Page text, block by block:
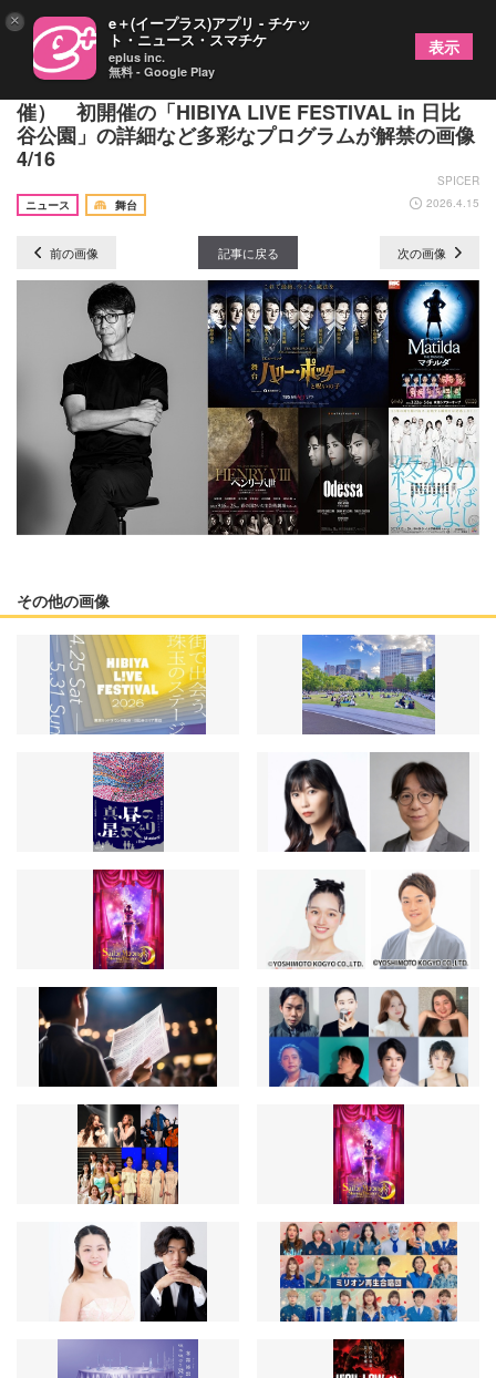
『HIBIYA LIVE FESTIVAL 2026』（4/25～5/31開
催） 初開催の「HIBIYA LIVE FESTIVAL in 日比
谷公園」の詳細など多彩なプログラムが解禁の画像
4/16
SPICER
ニュース
舞台 2026.4.15
前の画像 記事に戻る 次の画像
その他の画像
× e＋(イープラス)アプリ - チケッ
ト・ニュース・スマチケ
eplus inc.
無料 - Google Play
表示